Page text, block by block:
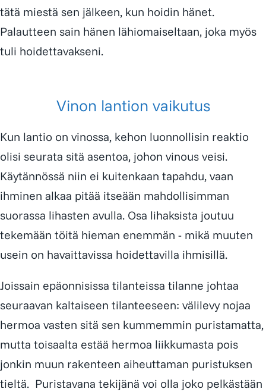
tätä miestä sen jälkeen, kun hoidin hänet.
Palautteen sain hänen lähiomaiseltaan, joka myös
tuli hoidettavakseni.
Vinon lantion vaikutus
Kun lantio on vinossa, kehon luonnollisin reaktio
olisi seurata sitä asentoa, johon vinous veisi.
Käytännössä niin ei kuitenkaan tapahdu, vaan
ihminen alkaa pitää itseään mahdollisimman
suorassa lihasten avulla. Osa lihaksista joutuu
tekemään töitä hieman enemmän - mikä muuten
usein on havaittavissa hoidettavilla ihmisillä.
Joissain epäonnisissa tilanteissa tilanne johtaa
seuraavan kaltaiseen tilanteeseen: välilevy nojaa
hermoa vasten sitä sen kummemmin puristamatta,
mutta toisaalta estää hermoa liikkumasta pois
jonkin muun rakenteen aiheuttaman puristuksen
tieltä. Puristavana tekijänä voi olla joko pelkästään